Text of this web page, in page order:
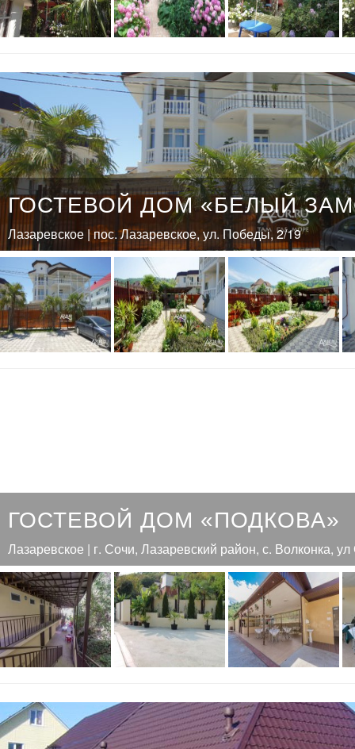
ГОСТЕВОЙ ДОМ «БЕЛЫЙ
Лазаревское | пос. Лазаревское, ул. Победы, 2/19
ГОСТЕВОЙ ДОМ «ПОДКОВА»
Лазаревское | г. Сочи, Лазаревский район, с. Волконка,